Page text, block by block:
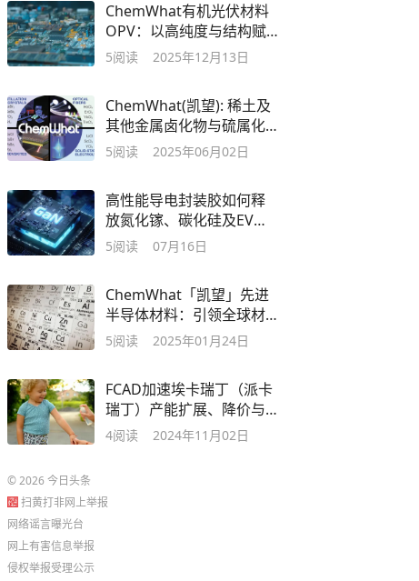
ChemWhat有机光伏材料
OPV：以高纯度与结构赋
能下一代柔性能源
5阅读 2025年12月13日
ChemWhat(凯望): 稀土及
其他金属卤化物与硫属化
物的标杆试剂品牌
5阅读 2025年06月02日
高性能导电封装胶如何释
放氮化镓、碳化硅及EV模
组的性能潜力
5阅读 07月16日
ChemWhat「凯望」先进
半导体材料：引领全球材
料创新
5阅读 2025年01月24日
FCAD加速埃卡瑞丁（派卡
瑞丁）产能扩展、降价与
提纯的进展及意义
4阅读 2024年11月02日
©2026今日头条
扫黄打非网上举报
网络谣言曝光台
网上有害信息举报
侵权举报受理公示